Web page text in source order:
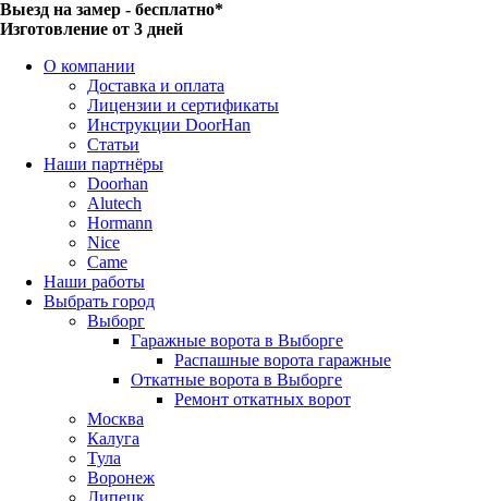
Выезд на замер - бесплатно*
Изготовление от 3 дней
О компании
Доставка и оплата
Лицензии и сертификаты
Инструкции DoorHan
Статьи
Наши партнёры
Doorhan
Alutech
Hormann
Nice
Came
Наши работы
Выбрать город
Выборг
Гаражные ворота в Выборге
Распашные ворота гаражные
Откатные ворота в Выборге
Ремонт откатных ворот
Москва
Калуга
Тула
Воронеж
Липецк